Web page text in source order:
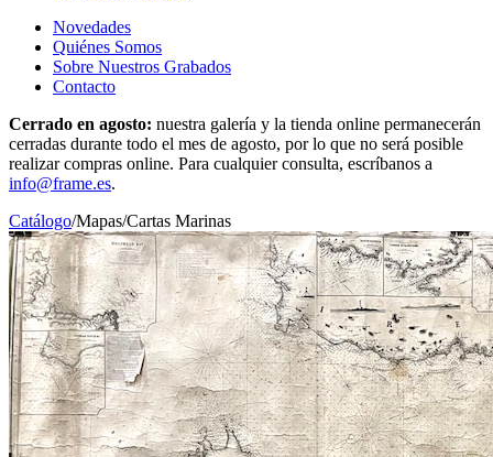
Novedades
Quiénes Somos
Sobre Nuestros Grabados
Contacto
Cerrado en agosto: nuestra galería y la tienda online permanecerán
cerradas durante todo el mes de agosto, por lo que no será posible
realizar compras online. Para cualquier consulta, escríbanos a
info@frame.es.
Catálogo/Mapas/Cartas Marinas